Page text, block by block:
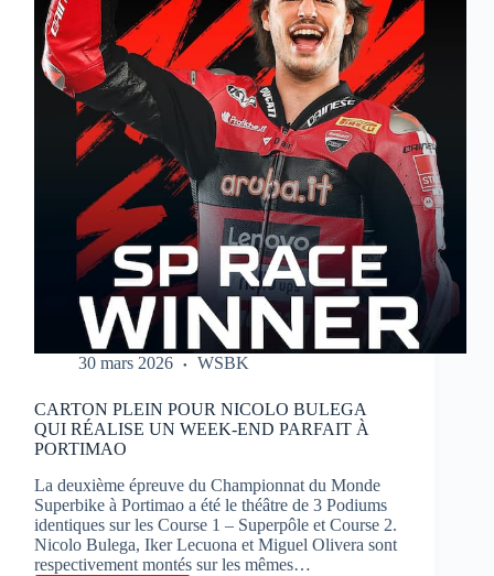
POSITION
POUR
LA
3ÈME
FOIS
CONSÉCUTIVE
AUX
HEURES
MOTOS
SUR
LE
CIRCUIT
BUGATTI
LE
MANS
30 mars 2026 WSBK
CARTON PLEIN POUR NICOLO BULEGA
QUI RÉALISE UN WEEK-END PARFAIT À
PORTIMAO
La deuxième épreuve du Championnat du Monde
Superbike à Portimao a été le théâtre de 3 Podiums
identiques sur les Course 1 – Superpôle et Course 2.
Nicolo Bulega, Iker Lecuona et Miguel Olivera sont
respectivement montés sur les mêmes…